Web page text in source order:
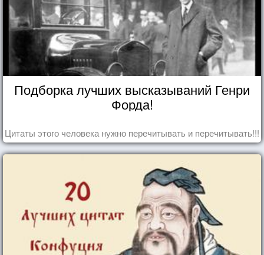
Подборка лучших высказываний Генри
Форда!
Цитаты этого человека нужно перечитывать и перечитывать!!!